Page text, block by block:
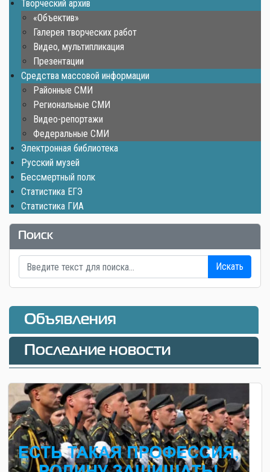
Творческий архив
«Объектив»
Галерея творческих работ
Видео, мультипликация
Презентации
Средства массовой информации
Районные СМИ
Региональные СМИ
Видео-репортажи
Федеральные СМИ
Электронная библиотека
Русский музей
Бессмертный полк
Статистика ЕГЭ
Статистика ГИА
Поиск
Искать
Объявления
Последние новости